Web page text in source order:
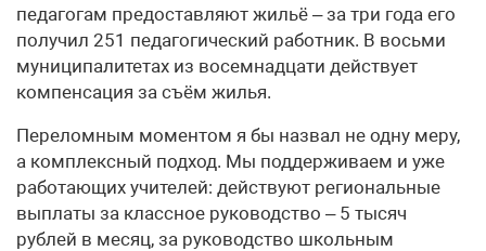
педагогам предоставляют жильё – за три года его
получил 251 педагогический работник. В восьми
муниципалитетах из восемнадцати действует
компенсация за съём жилья.
Переломным моментом я бы назвал не одну меру,
а комплексный подход. Мы поддерживаем и уже
работающих учителей: действуют региональные
выплаты за классное руководство – 5 тысяч
рублей в месяц, за руководство школьным